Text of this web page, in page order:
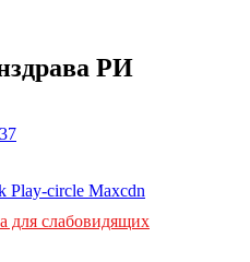
РИ
Play-circle Maxcdn
для слабовидящих